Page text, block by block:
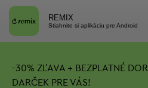
REMIX
Stiahnite si aplikáciu pre Android
-30% ZĽAVA + BEZPLATNÉ
DARČEK PRE VÁS!